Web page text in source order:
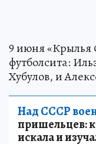
9 июня «Крылья
футболсита:
Хубулов, и
Над СССР
пришельцев:
искала и